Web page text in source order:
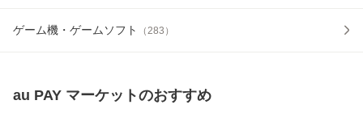
ゲーム機・ゲームソフト （283 ）
au PAY マーケットのおすすめ